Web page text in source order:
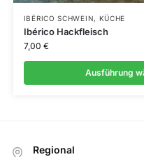
IBÉRICO SCHWEIN, KÜCHE
Ibérico Hackfleisch
7,00 €
Ausführung
Regional